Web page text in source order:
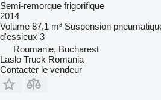
Semi-remorque frigorifique
2014
Volume 87,1 m³ Suspension
d'essieux 3
Roumanie, Bucharest
Laslo Truck Romania
Contacter le vendeur